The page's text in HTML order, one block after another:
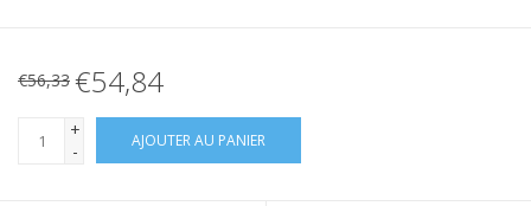
€56,33 €54,84
+
-
AJOUTER AU PANIER